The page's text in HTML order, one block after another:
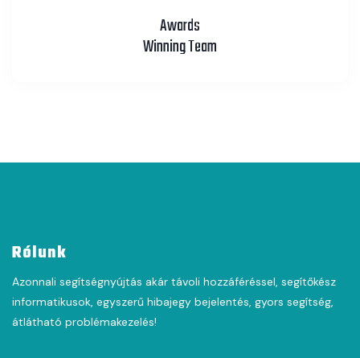
Awards
Winning Team
Rólunk
Azonnali segítségnyújtás akár távoli hozzáféréssel, segítőkész
informatikusok, egyszerű hibajegy bejelentés, gyors segítség,
átlátható problémakezelés!